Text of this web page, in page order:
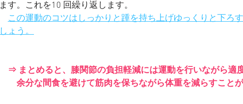
ます。これを10 回繰り返します。
この運動のコツはしっかりと踵を持ち上げゆっくりと下ろ
しょう。
⇒ まとめると、膝関節の負担軽減には運動を行いながら適
余分な間食を避けて筋肉を保ちながら体重を減らすこと